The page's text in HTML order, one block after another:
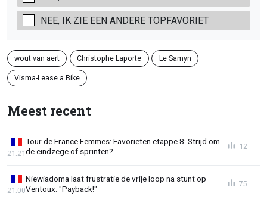
NEE, IK ZIE EEN ANDERE TOPFAVORIET
wout van aert Christophe Laporte Le Samyn
Visma-Lease a Bike
Meest recent
Tour de France Femmes: Favorieten etappe 8: Strijd om
de eindzege of sprinten?
21:21
12
Niewiadoma laat frustratie de vrije loop na stunt op
Ventoux: "Payback!"
21:00
75